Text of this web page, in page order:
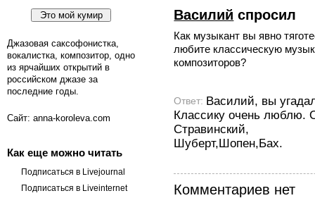
Джазовая саксофонистка,
вокалистка, композитор, одно
из ярчайших открытий в
российском джазе за
последние годы.
Сайт: anna-koroleva.com
Как еще можно читать
Подписаться в Livejournal
Подписаться в Liveinternet
Василий спросил
Как музыкант вы явно
любите классическую
композиторов?
Ответ: Василий, вы
Классику очень люблю.
Стравинский,
Шуберт,Шопен,Бах.
Комментариев нет